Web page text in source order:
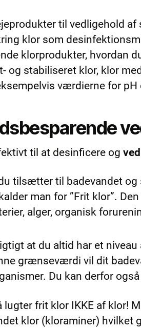
til vedligehold
klor som
klorprodukter, hvordan
og stabiliseret klor, klor
værdierne for pH
til at desinficere og
tilsætter til badevandet
kalder man for ”Frit klor”.
alger, organisk
at du altid har et
grænseværdi vil dit
Du kan derfor
lugter frit klor IKKE af klor!
klor (kloraminer) hvilket